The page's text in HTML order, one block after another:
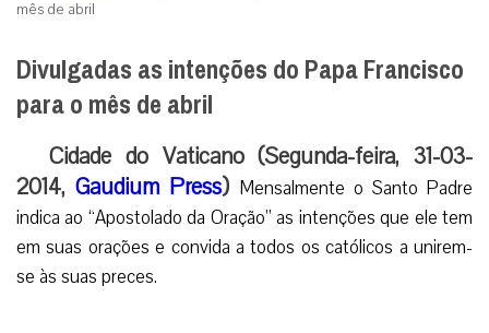
mês de abril
Divulgadas as intenções do Papa Francisco
para o mês de abril
Cidade do Vaticano (Segunda-feira, 31-03-
2014,Gaudium Press) Mensalmente o Santo Padre
indica ao “Apostolado da Oração” as intenções que ele tem
em suas orações e convida a todos os católicos a unirem-
se às suas preces.